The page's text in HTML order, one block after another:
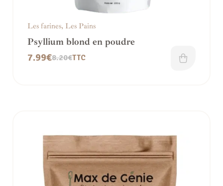
Les farines, Les Pains
Psyllium blond en poudre
8.20€
7.99€ TTC